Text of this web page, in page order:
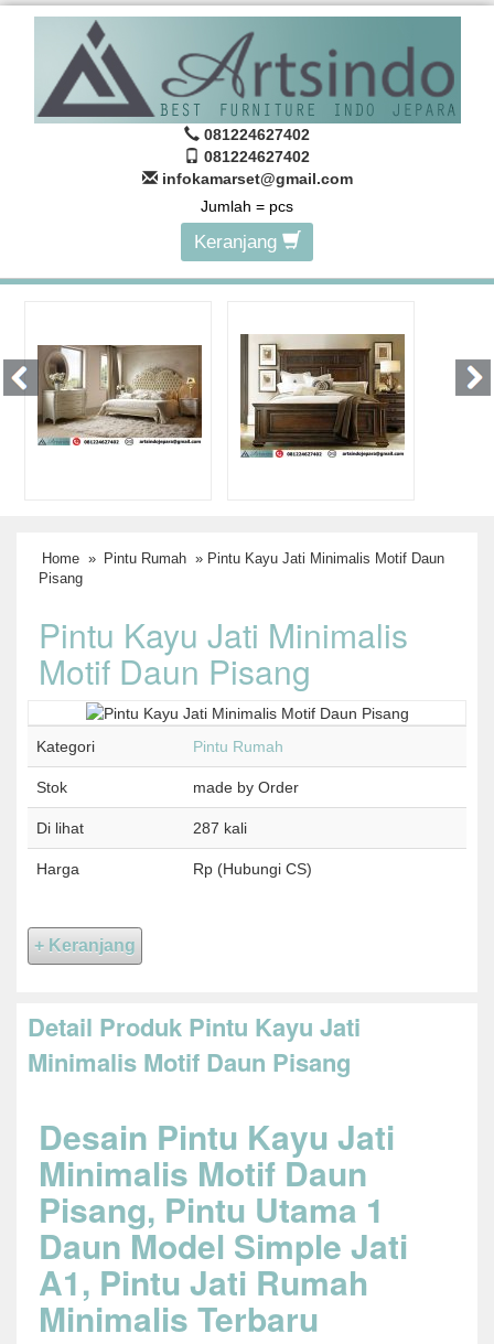
081224627402
081224627402
infokamarset@gmail.com
Jumlah = pcs
Keranjang
Home » Pintu Rumah » Pintu Kayu Jati Minimalis Motif Daun
Pisang
Pintu Kayu Jati Minimalis
Motif Daun Pisang
Kategori Pintu Rumah
Stok made by Order
Di lihat 287 kali
Harga Rp (Hubungi CS)
Detail Produk Pintu Kayu Jati
Minimalis Motif Daun Pisang
Desain Pintu Kayu Jati
Minimalis Motif Daun
Pisang, Pintu Utama 1
Daun Model Simple Jati
A1, Pintu Jati Rumah
Minimalis Terbaru